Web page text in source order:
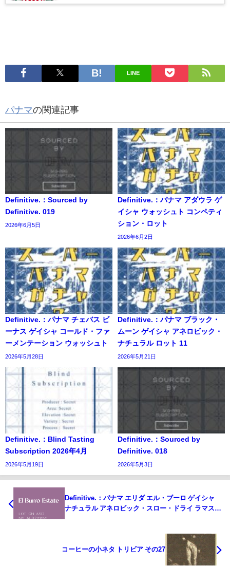
LINE
パナマの関連記事
Definitive.：Sourced by
Definitive. 019
2026年6月5日
Definitive.：パナマ アダウラ ゲ
イシャ ウォッシュト コンペティ
ション・ロット
2026年6月2日
Definitive.：パナマ チェバス ビ
ーナス ゲイシャ コールド・ファ
ーメンテーション ウォッシュト
2026年5月28日
Definitive.：パナマ ブラック・
ムーン ゲイシャ アネロビック・
ナチュラル ロット 11
2026年5月21日
Definitive.：Blind Tasting
Subscription 2026年4月
2026年5月19日
Definitive.：Sourced by
Definitive. 018
2026年5月3日
Definitive.：パナマ エリダ エル・ブーロ ゲイシャ
ナチュラル アネロビック・スロー・ドライ ラマスタ
コーヒーの小ネタ トリビア その27